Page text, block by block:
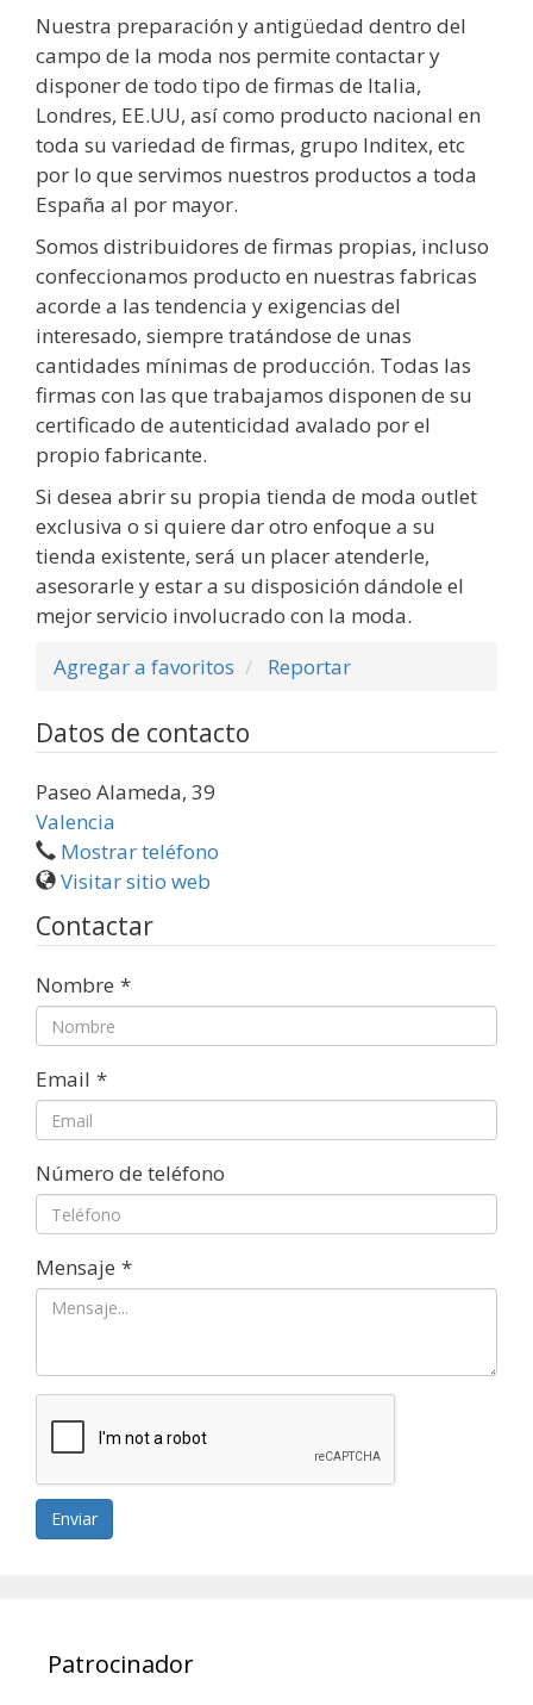
Nuestra preparación y antigüedad dentro del
campo de la moda nos permite contactar y
disponer de todo tipo de firmas de Italia,
Londres, EE.UU, así como producto nacional en
toda su variedad de firmas, grupo Inditex, etc
por lo que servimos nuestros productos a toda
España al por mayor.
Somos distribuidores de firmas propias, incluso
confeccionamos producto en nuestras fabricas
acorde a las tendencia y exigencias del
interesado, siempre tratándose de unas
cantidades mínimas de producción. Todas las
firmas con las que trabajamos disponen de su
certificado de autenticidad avalado por el
propio fabricante.
Si desea abrir su propia tienda de moda outlet
exclusiva o si quiere dar otro enfoque a su
tienda existente, será un placer atenderle,
asesorarle y estar a su disposición dándole el
mejor servicio involucrado con la moda.
Agregar a favoritos
Reportar
Datos de contacto
Paseo Alameda, 39
Valencia
Mostrar teléfono
Visitar sitio web
Contactar
Nombre *
Email *
Número de teléfono
Mensaje *
Enviar
Patrocinador